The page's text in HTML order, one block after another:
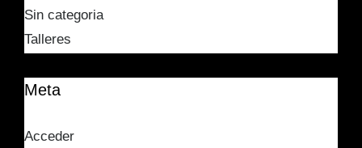
Sin categoria
Talleres
Meta
Acceder